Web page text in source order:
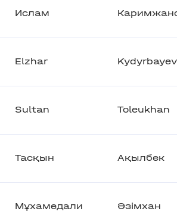
Ислам
Elzhar Kydyrbayev
Sultan Toleukhan
Тасқын Ақылбек
Мұхамедали Әзімхан